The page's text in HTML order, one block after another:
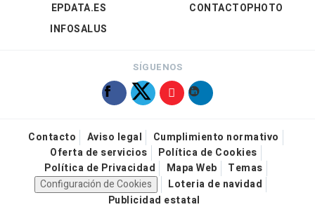
EPDATA.ES
INFOSALUS
CONTACTOPHOTO
SÍGUENOS
Contacto Aviso legal
Cumplimiento normativo
Oferta de servicios
Política de Cookies
Política de Privacidad
Mapa Web
Temas
Configuración de Cookies
Loteria de navidad
Publicidad estatal